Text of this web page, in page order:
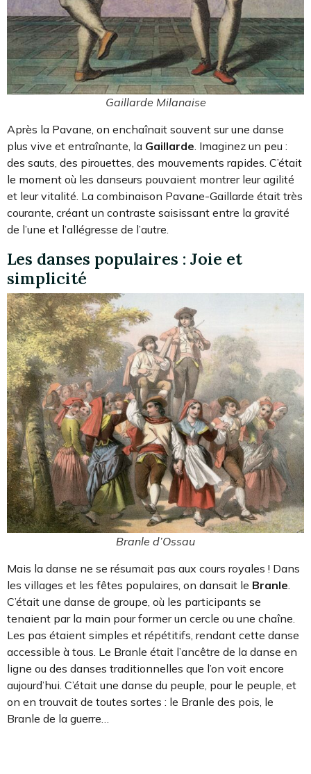
Gaillarde Milanaise
Après la Pavane, on enchaînait souvent sur une danse
plus vive et entraînante, la Gaillarde . Imaginez un peu :
des sauts, des pirouettes, des mouvements rapides. C’était
le moment où les danseurs pouvaient montrer leur agilité
et leur vitalité. La combinaison Pavane-Gaillarde était très
courante, créant un contraste saisissant entre la gravité
de l’une et l’allégresse de l’autre.
Les danses populaires : Joie et
simplicité
Branle d’Ossau
Mais la danse ne se résumait pas aux cours royales ! Dans
les villages et les fêtes populaires, on dansait le Branle
C’était une danse de groupe, où les participants se
tenaient par la main pour former un cercle ou une chaîne.
Les pas étaient simples et répétitifs, rendant cette danse
accessible à tous. Le Branle était l’ancêtre de la danse en
ligne ou des danses traditionnelles que l’on voit encore
aujourd’hui. C’était une danse du peuple, pour le peuple, et
on en trouvait de toutes sortes : le Branle des pois, le
Branle de la guerre…